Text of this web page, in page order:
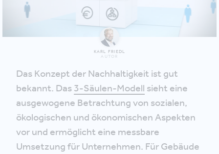
KARL FRIEDL
AUTOR
Das Konzept der Nachhaltigkeit ist gut
bekannt. Das 3-Säulen-Modell sieht eine
ausgewogene Betrachtung von sozialen,
ökologischen und ökonomischen Aspekten
vor und ermöglicht eine messbare
Umsetzung für Unternehmen. Für Gebäude